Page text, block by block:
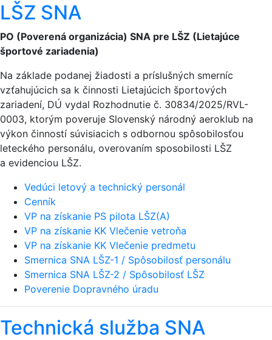
LŠZ SNA
PO (Poverená organizácia) SNA pre LŠZ (Lietajúce
športové zariadenia)
Na základe podanej žiadosti a príslušných smerníc
vzťahujúcich sa k činnosti Lietajúcich športových
zariadení, DÚ vydal Rozhodnutie č. 30834/2025/RVL-
0003, ktorým poveruje Slovenský národný aeroklub na
výkon činností súvisiacich s odbornou spôsobilosťou
leteckého personálu, overovaním sposobilosti LŠZ
a evidenciou LŠZ.
Vedúci letový a technický personál
Cenník
VP na získanie PS pilota LŠZ(A)
VP na získanie KK Vlečenie vetroňa
VP na získanie KK Vlečenie predmetu
Smernica SNA LŠZ-1 / Spôsobilosť personálu
Smernica SNA LŠZ-2 / Spôsobilosť LŠZ
Poverenie Dopravného úradu
Technická služba SNA